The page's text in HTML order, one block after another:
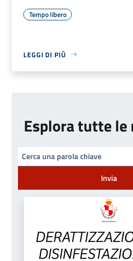
Tempo libero
LEGGI DI PIÙ
Esplora tutte le
Invia